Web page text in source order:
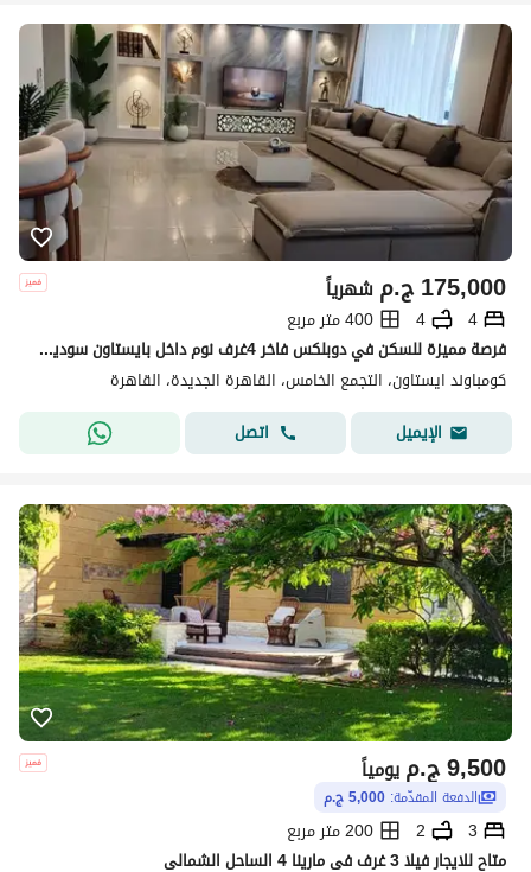
ج.م175,000 شهرياً
4
4
400 متر مربع
فرصة مميزة للسكن في دوبلكس فاخر 4غرف نوم داخل بايستاون سوديك، بتشطيب راقٍ وحالة أول سكن. القاهرة الجديدة
كومباوند ايستاون، التجمع الخامس، القاهرة الجديدة، القاهرة
الإيميل
اتصل
ج.م9,500 يومياً
الدفعة المقدّمة: 5,000 ج.م
3
2
200 متر مربع
متاح للايجار فيلا 3 غرف فى مارينا 4 الساحل الشمالى